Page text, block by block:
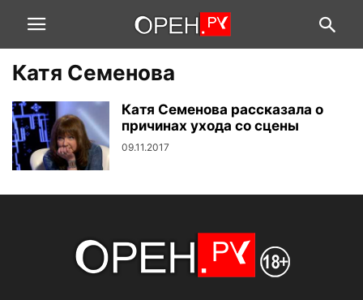
Катя Семенова
Катя Семенова рассказала о
причинах ухода со сцены
09.11.2017